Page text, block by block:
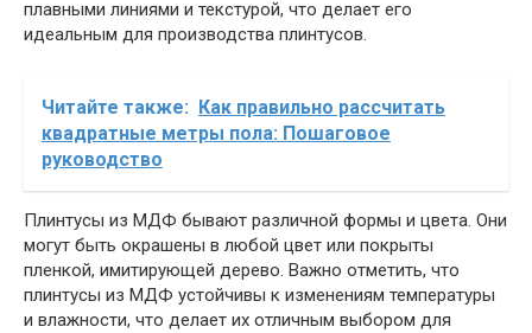
плавными линиями и текстурой, что делает его
идеальным для производства плинтусов.
Читайте также:
Как правильно рассчитать
квадратные метры пола: Пошаговое
руководство
Плинтусы из МДФ бывают различной формы и цвета. Они
могут быть окрашены в любой цвет или покрыты
пленкой, имитирующей дерево. Важно отметить, что
плинтусы из МДФ устойчивы к изменениям температуры
и влажности, что делает их отличным выбором для